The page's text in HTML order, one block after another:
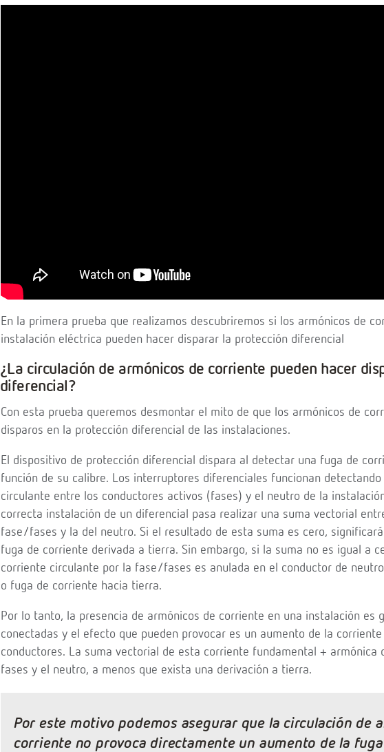
En la primera prueba que realizamos descubriremos si los armónicos de
instalación eléctrica pueden hacer disparar la protección diferencial
¿La circulación de armónicos de corriente pueden hacer
diferencial?
Con esta prueba queremos desmontar el mito de que los armónicos de
disparos en la protección diferencial de las instalaciones.
El dispositivo de protección diferencial dispara al detectar una fuga de
función de su calibre. Los interruptores diferenciales funcionan
circulante entre los conductores activos (fases) y el neutro de la
correcta instalación de un diferencial pasa realizar una suma vectorial
fase/fases y la del neutro. Si el resultado de esta suma es cero,
fuga de corriente derivada a tierra. Sin embargo, si la suma no es igual a
corriente circulante por la fase/fases es anulada en el conductor de
o fuga de corriente hacia tierra.
Por lo tanto, la presencia de armónicos de corriente en una instalación es
conectadas y el efecto que pueden provocar es un aumento de la
conductores. La suma vectorial de esta corriente fundamental + armónica
fases y el neutro, a menos que exista una derivación a tierra.
Por este motivo podemos asegurar que la circulación de
corriente no provoca directamente un aumento de la